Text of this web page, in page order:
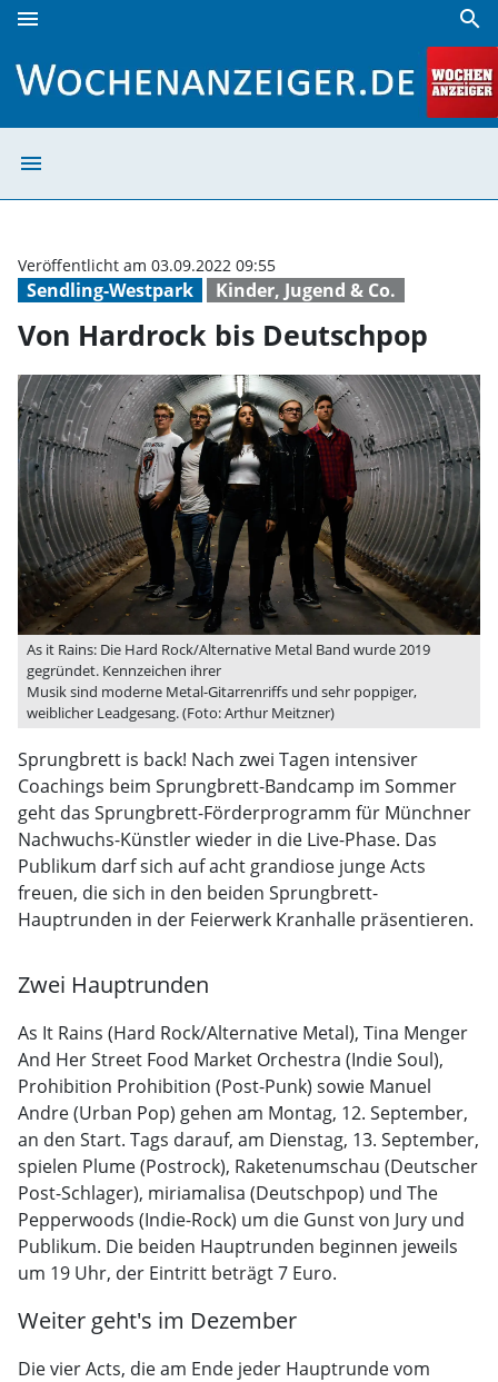
menu search
menu
Sendling-Westpark Kinder, Jugend & Co.
Veröffentlicht am 03.09.2022 09:55
Von Hardrock bis Deutschpop
As it Rains: Die Hard Rock/Alternative Metal Band wurde 2019
gegründet. Kennzeichen ihrer
Musik sind moderne Metal-Gitarrenriffs und sehr poppiger,
weiblicher Leadgesang. (Foto: Arthur Meitzner)
Sprungbrett is back! Nach zwei Tagen intensiver
Coachings beim Sprungbrett-Bandcamp im Sommer
geht das Sprungbrett-Förderprogramm für Münchner
Nachwuchs-Künstler wieder in die Live-Phase. Das
Publikum darf sich auf acht grandiose junge Acts
freuen, die sich in den beiden Sprungbrett-
Hauptrunden in der Feierwerk Kranhalle präsentieren.
Zwei Hauptrunden
As It Rains (Hard Rock/Alternative Metal), Tina Menger
And Her Street Food Market Orchestra (Indie Soul),
Prohibition Prohibition (Post-Punk) sowie Manuel
Andre (Urban Pop) gehen am Montag, 12. September,
an den Start. Tags darauf, am Dienstag, 13. September,
spielen Plume (Postrock), Raketenumschau (Deutscher
Post-Schlager), miriamalisa (Deutschpop) und The
Pepperwoods (Indie-Rock) um die Gunst von Jury und
Publikum. Die beiden Hauptrunden beginnen jeweils
um 19 Uhr, der Eintritt beträgt 7 Euro.
Weiter geht's im Dezember
Die vier Acts, die am Ende jeder Hauptrunde vom